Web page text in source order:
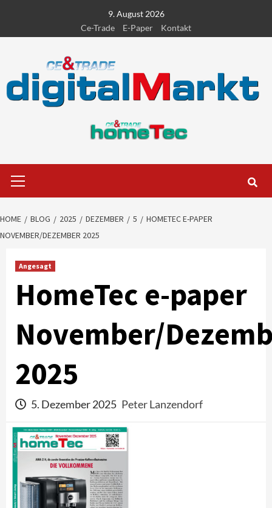
content
9. August 2026
Ce-Trade
E-Paper Kontakt
Menu
HOME BLOG 2025 DEZEMBER 5
HOMETEC E-PAPER
NOVEMBER/DEZEMBER 2025
Angesagt
HomeTec e-paper
November/
2025
5. Dezember 2025 Peter Lanzendorf